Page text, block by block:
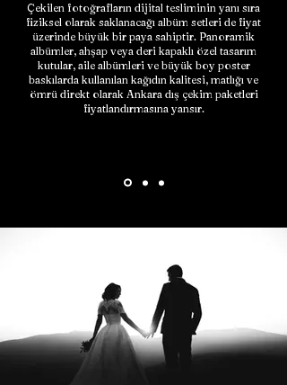
Çekilen fotoğrafların dijital tesliminin yanı sıra
fiziksel olarak saklanacağı albüm setleri de fiyat
üzerinde büyük bir paya sahiptir. Panoramik
albümler, ahşap veya deri kapaklı özel tasarım
kutular, aile albümleri ve büyük boy poster
baskılarda kullanılan kağıdın kalitesi, matlığı ve
ömrü direkt olarak Ankara dış çekim paketleri
fiyatlandırmasına yansır.